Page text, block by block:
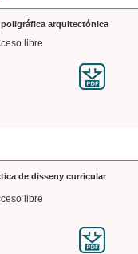
arquitectónica
libre
de disseny curricular
libre